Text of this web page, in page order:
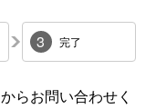
3 完了
らお問い合わせく